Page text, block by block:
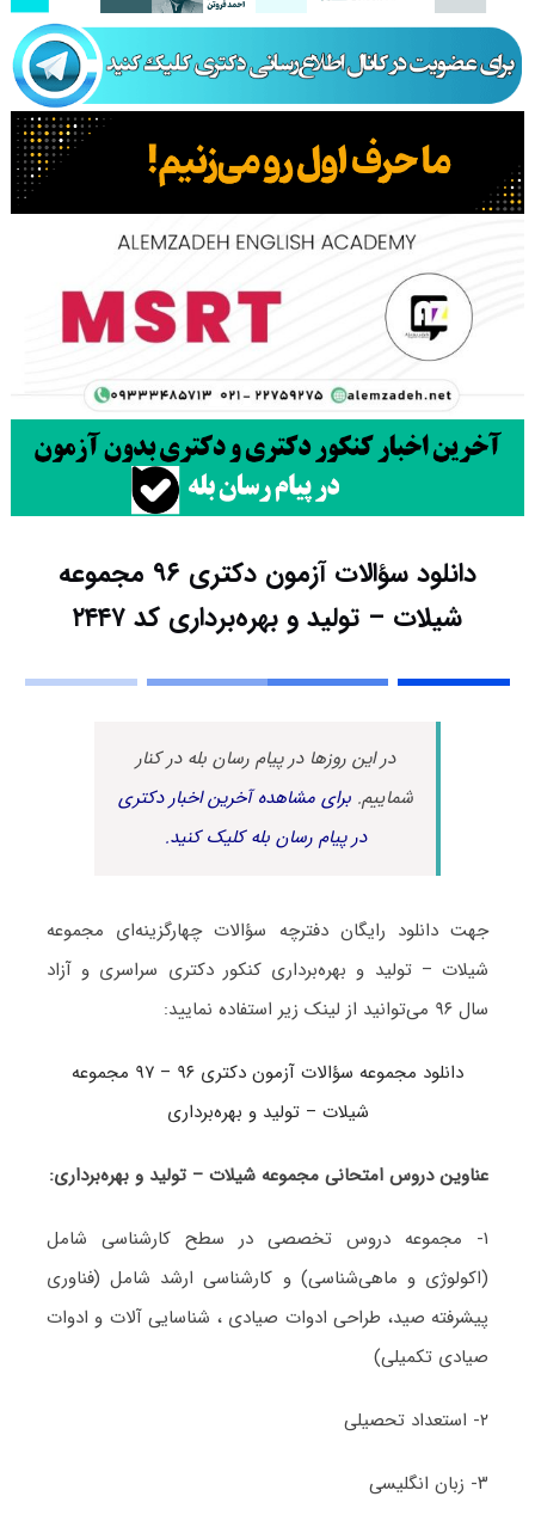
دانلود سؤالات آزمون دکتری ۹۶ مجموعه
شیلات – تولید و بهره‌برداری کد ۲۴۴۷
در این روزها در پیام رسان بله در کنار
شماییم.برای مشاهده آخرین اخبار دکتری
در پیام رسان بله کلیک کنید.
جهت دانلود رایگان دفترچه سؤالات چهارگزینه‌ای مجموعه
شیلات – تولید و بهره‌برداری کنکور دکتری سراسری و آزاد
سال ۹۶ می‌توانید از لینک زیر استفاده نمایید:
دانلود مجموعه سؤالات آزمون دکتری ۹۶ – ۹۷ مجموعه
شیلات – تولید و بهره‌برداری
عناوین دروس امتحانی مجموعه شیلات – تولید و بهره‌برداری:
۱- مجموعه دروس تخصصی در سطح کارشناسی شامل
(اکولوژی و ماهی‌شناسی) و کارشناسی ارشد شامل (فناوری
پیشرفته صید، طراحی ادوات صیادی ، شناسایی آلات و ادوات
صیادی تکمیلی)
۲- استعداد تحصیلی
۳- زبان انگلیسی